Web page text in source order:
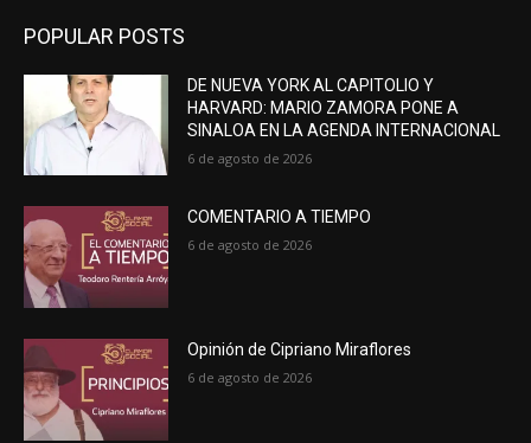
POPULAR POSTS
DE NUEVA YORK AL CAPITOLIO Y
HARVARD: MARIO ZAMORA PONE A
SINALOA EN LA AGENDA INTERNACIONAL
6 de agosto de 2026
COMENTARIO A TIEMPO
6 de agosto de 2026
Opinión de Cipriano Miraflores
6 de agosto de 2026